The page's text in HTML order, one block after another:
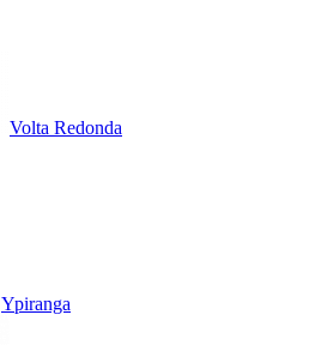
Volta Redonda
Ypiranga